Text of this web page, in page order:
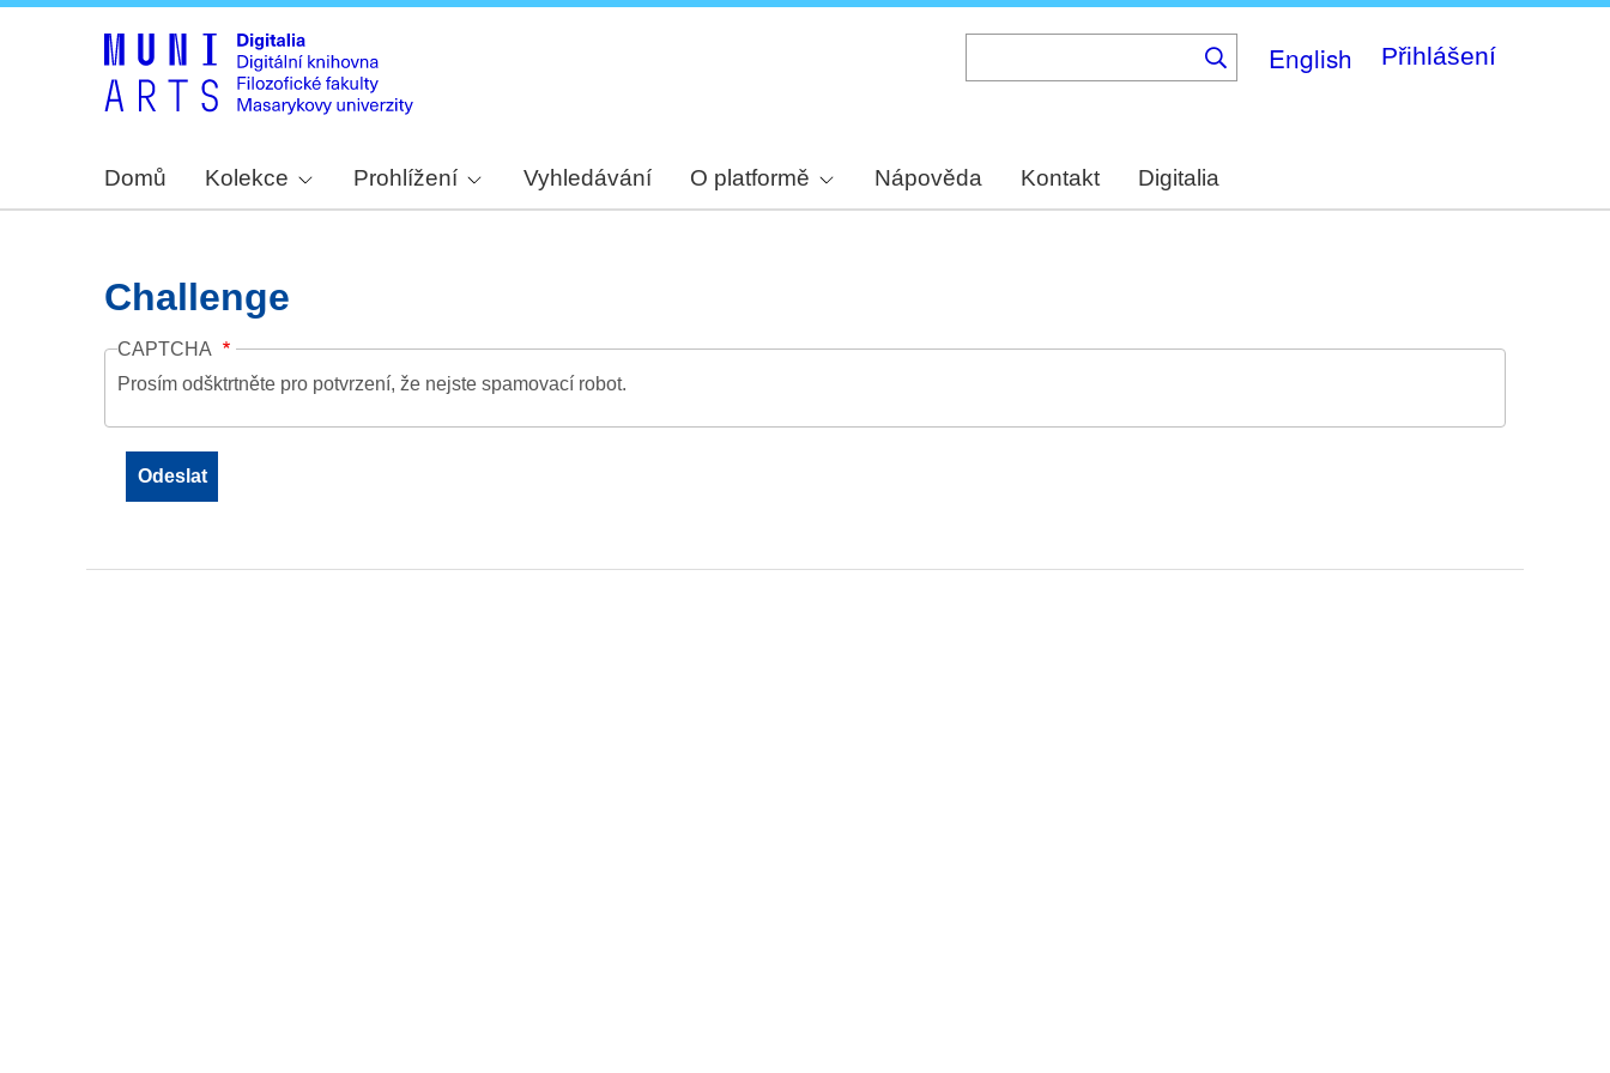
English Přihlášení
Domů Kolekce Prohlížení Vyhledávání O platformě Nápověda Kontakt Digitalia
Challenge
CAPTCHA
Prosím odšktrtněte pro potvrzení, že nejste spamovací robot.